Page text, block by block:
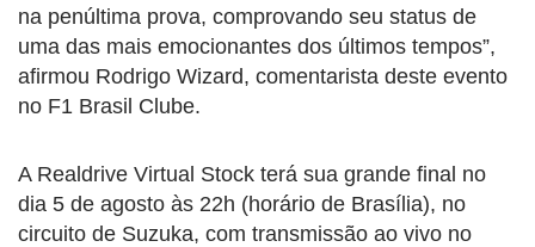
na penúltima prova, comprovando seu status de
uma das mais emocionantes dos últimos tempos”,
afirmou Rodrigo Wizard, comentarista deste evento
no F1 Brasil Clube.
A Realdrive Virtual Stock terá sua grande final no
dia 5 de agosto às 22h (horário de Brasília), no
circuito de Suzuka, com transmissão ao vivo no